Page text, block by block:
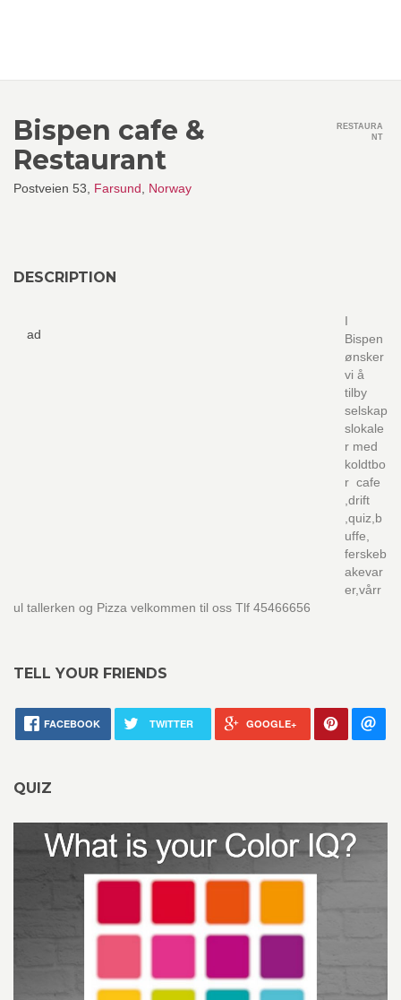
Bispen cafe &
Restaurant
Postveien 53, Farsund Norway
RESTAURA
NT
DESCRIPTION
ad
I
Bispen
ønsker
vi å
tilby
selskap
slokale
r med
koldtbo
r cafe
,drift
,quiz,b
uffe,
ferskeb
akevar
er,vårr
ul tallerken og Pizza velkommen til oss Tlf 45466656
TELL YOUR FRIENDS
FACEBOOK TWITTER GOOGLE+
QUIZ